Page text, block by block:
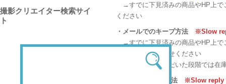
→すでに下見済みの商品やHP上で
ください
・メールでのキープ方法
※Slow
→すでに下見済みの商品やHP上で
と共にお問い合わせください
メールをいただいた段階では在庫
・HPでのキープ方法
※Slow reply
撮影クリエイター検索サイ
ト